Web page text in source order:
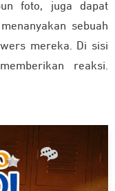
foto, juga dapat
sebuah
mereka. Di sisi
reaksi.